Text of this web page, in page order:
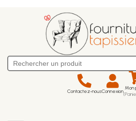
Contactez-nousConnexion Mon